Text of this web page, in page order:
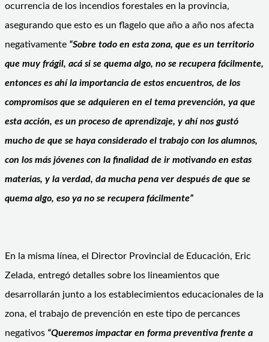
ocurrencia de los incendios forestales en la provincia,
asegurando que esto es un flagelo que año a año nos afecta
negativamente “Sobre todo en esta zona, que es un territorio
que muy frágil, acá si se quema algo, no se recupera fácilmente,
entonces es ahí la importancia de estos encuentros, de los
compromisos que se adquieren en el tema prevención, ya que
esta acción, es un proceso de aprendizaje, y ahí nos gustó
mucho de que se haya considerado el trabajo con los alumnos,
con los más jóvenes con la finalidad de ir motivando en estas
materias, y la verdad, da mucha pena ver después de que se
quema algo, eso ya no se recupera fácilmente”
En la misma línea, el Director Provincial de Educación, Eric
Zelada, entregó detalles sobre los lineamientos que
desarrollarán junto a los establecimientos educacionales de la
zona, el trabajo de prevención en este tipo de percances
negativos “Queremos impactar en forma preventiva frente a